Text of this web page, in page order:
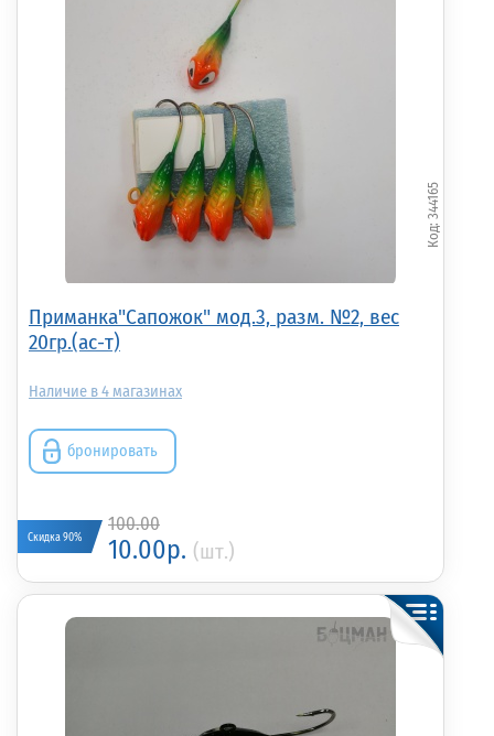
Приманка"Сапожок" мод.3, разм. №2, вес
20гр.(ас-т)
344165
4
бронировать
Скидка 90%
100.00
10.00р. (шт.)